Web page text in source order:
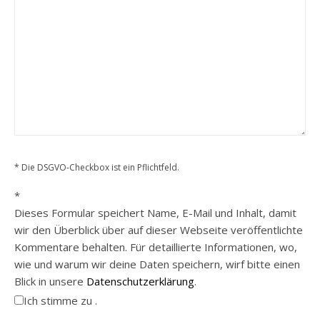
* Die DSGVO-Checkbox ist ein Pflichtfeld.
*
Dieses Formular speichert Name, E-Mail und Inhalt, damit
wir den Überblick über auf dieser Webseite veröffentlichte
Kommentare behalten. Für detaillierte Informationen, wo,
wie und warum wir deine Daten speichern, wirf bitte einen
Blick in unsere Datenschutzerklärung.
Ich stimme zu .